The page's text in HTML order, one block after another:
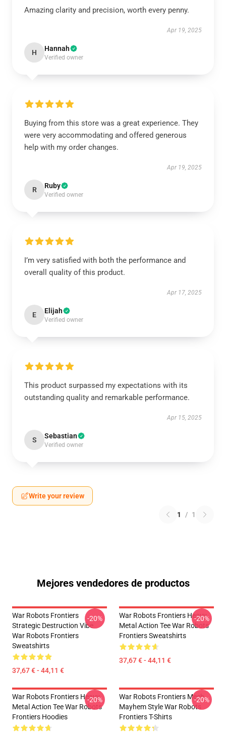
Amazing clarity and precision, worth every penny.
Apr 19, 2025
H Hannah
Verified owner
Buying from this store was a great experience. They
were very accommodating and offered generous
help with my order changes.
Apr 19, 2025
R Ruby
Verified owner
I’m very satisfied with both the performance and
overall quality of this product.
Apr 17, 2025
E Elijah
Verified owner
This product surpassed my expectations with its
outstanding quality and remarkable performance.
Apr 15, 2025
S Sebastian
Verified owner
Write your review
1 / 1
Mejores vendedores de productos
War Robots Frontiers
Strategic Destruction Vibe
War Robots Frontiers
Sweatshirts
37,67 € - 44,11 €
-20%
War Robots Frontiers Heavy
Metal Action Tee War Robots
Frontiers Sweatshirts
37,67 € - 44,11 €
-20%
War Robots Frontiers Heavy
Metal Action Tee War Robots
Frontiers Hoodies
-20%
War Robots Frontiers Mech
Mayhem Style War Robots
Frontiers T-Shirts
-20%